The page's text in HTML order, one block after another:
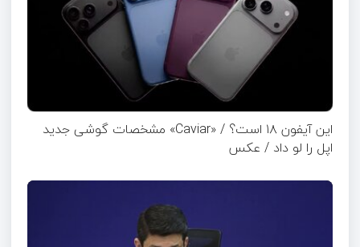
این آیفون ۱۸ است؟ / «Caviar» مشخصات گوشی جدید
اپل را لو داد / عکس